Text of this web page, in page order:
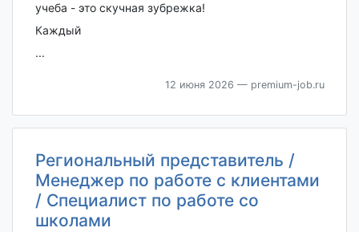
учеба - это скучная зубрежка!
Каждый
...
12 июня 2026 — premium-job.ru
Региональный представитель /
Менеджер по работе с клиентами
/ Специалист по работе со
школами